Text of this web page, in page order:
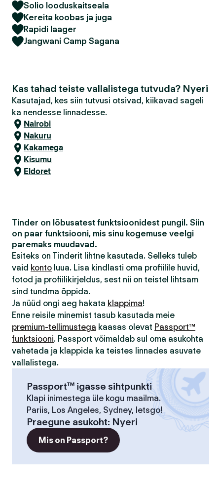
Solio looduskaitseala
Kereita koobas ja juga
Rapidi laager
Jangwani Camp Sagana
Kas tahad teiste vallalistega tutvuda? Nyeri
Kasutajad, kes siin tutvusi otsivad, kiikavad sageli
ka nendesse linnadesse.
Nairobi
Nakuru
Kakamega
Kisumu
Eldoret
Tinder on lõbusatest funktsioonidest pungil. Siin
on paar funktsiooni, mis sinu kogemuse veelgi
paremaks muudavad.
Esiteks on Tinderit lihtne kasutada. Selleks tuleb
vaid konto luua. Lisa kindlasti oma profiilile huvid,
fotod ja profiilikirjeldus, sest nii on teistel lihtsam
sind tundma õppida.
Ja nüüd ongi aeg hakata klappima!
Enne reisile minemist tasub kasutada meie
premium-tellimustega kaasas olevat Passport™
funktsiooni. Passport võimaldab sul oma asukohta
vahetada ja klappida ka teistes linnades asuvate
vallalistega.
Passport™ igasse sihtpunkti
Klapi inimestega üle kogu maailma.
Pariis, Los Angeles, Sydney, letsgo!
Praegune asukoht: Nyeri
Mis on Passport?